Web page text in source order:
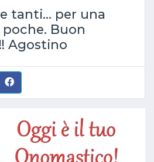
tanti... per una
Buon
Agostino